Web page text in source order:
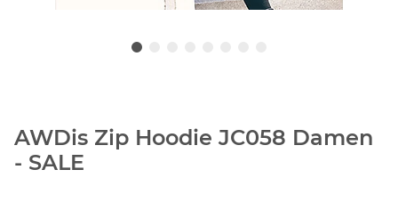
AWDis Zip Hoodie JC058 Damen
- SALE